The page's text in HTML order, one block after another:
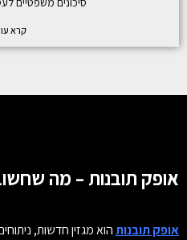
קרא
אופק תובנות – מה
אופק תובנותהוא מגזין חדשות,